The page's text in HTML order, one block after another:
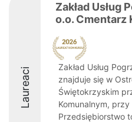
Laureaci
Zakład Usług
o.o. Cmentarz
Zakład Usług
znajduje się w
Świętokrzyskim
Komunalnym, przy
Przedsiębiorstwo